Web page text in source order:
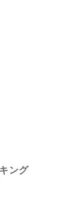
ング